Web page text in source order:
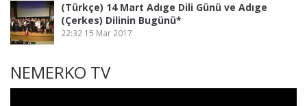
(Türkçe) 14 Mart Adıge Dili Günü ve Adıge
(Çerkes) Dilinin Bugünü*
22:32 15 Mar 2017
NEMERKO TV